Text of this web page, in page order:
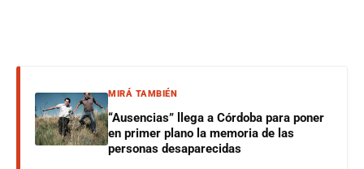
MIRÁ TAMBIÉN
“Ausencias” llega a Córdoba para poner
en primer plano la memoria de las
personas desaparecidas